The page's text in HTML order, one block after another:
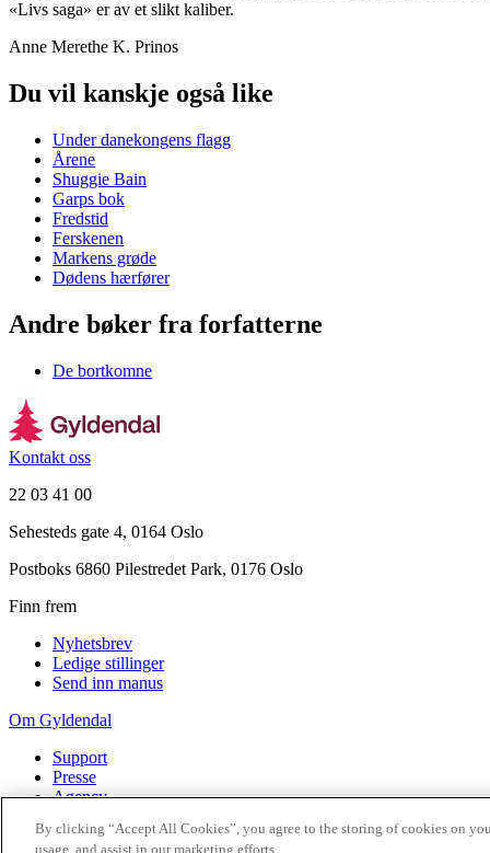
«Livs saga» er av et slikt kaliber.
Anne Merethe K. Prinos
Du vil kanskje også like
Under danekongens flagg
Årene
Shuggie Bain
Garps bok
Fredstid
Ferskenen
Markens grøde
Dødens hærfører
Andre bøker fra forfatterne
De bortkomne
Kontakt oss
22 03 41 00
Sehesteds gate 4, 0164 Oslo
Postboks 6860 Pilestredet Park, 0176 Oslo
Finn frem
Nyhetsbrev
Ledige stillinger
Send inn manus
Om Gyldendal
Support
Presse
Agency
2026Gyldendal
By clicking “Accept All Cookies”, you agree to the storing of cookies on
usage, and assist in our marketing efforts.